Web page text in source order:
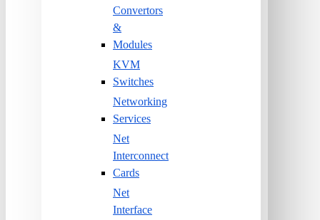
Convertors
&
Modules
KVM
Switches
Networking
Services
Net
Interconnect
Cards
Net
Interface